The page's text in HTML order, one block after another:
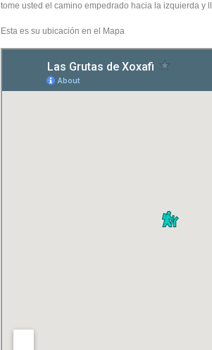
tome usted el camino empedrado hacia la izquierda y
Esta es su ubicación en el Mapa